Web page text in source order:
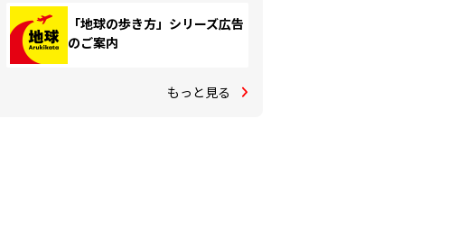
「地球の歩き方」シリーズ広告
のご案内
もっと見る